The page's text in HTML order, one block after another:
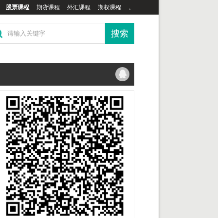
股票课程 期货课程 外汇课程 期权课程 。